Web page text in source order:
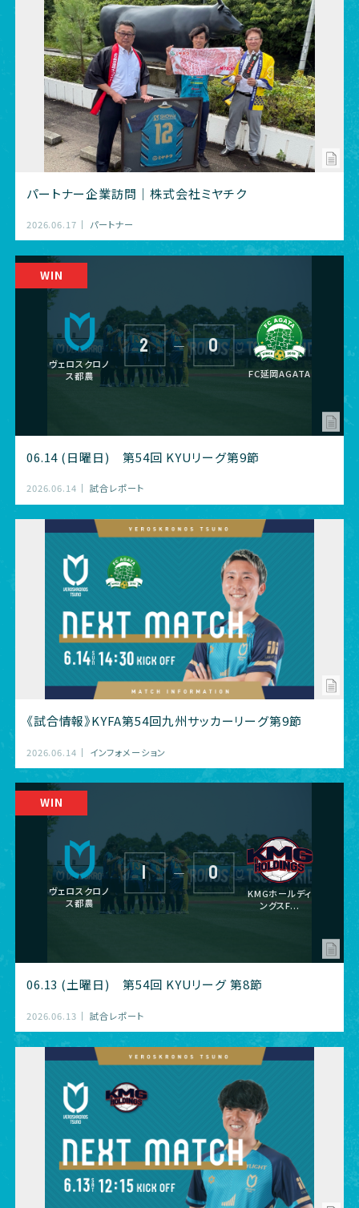
パートナー企業訪問｜株式会社ミヤチク
2026.06.17 パートナー
ヴェロスクロノ
ス都農
2 ― 0
FC延岡AGATA
06.14 (日曜日) 第54回 KYUリーグ第9節
2026.06.14 試合レポート
《試合情報》KYFA第54回九州サッカーリーグ第9節
2026.06.14 インフォメーション
ヴェロスクロノ
ス都農
1 ― 0
KMGホールディ
ングスF...
06.13 (土曜日) 第54回 KYUリーグ 第8節
2026.06.13 試合レポート